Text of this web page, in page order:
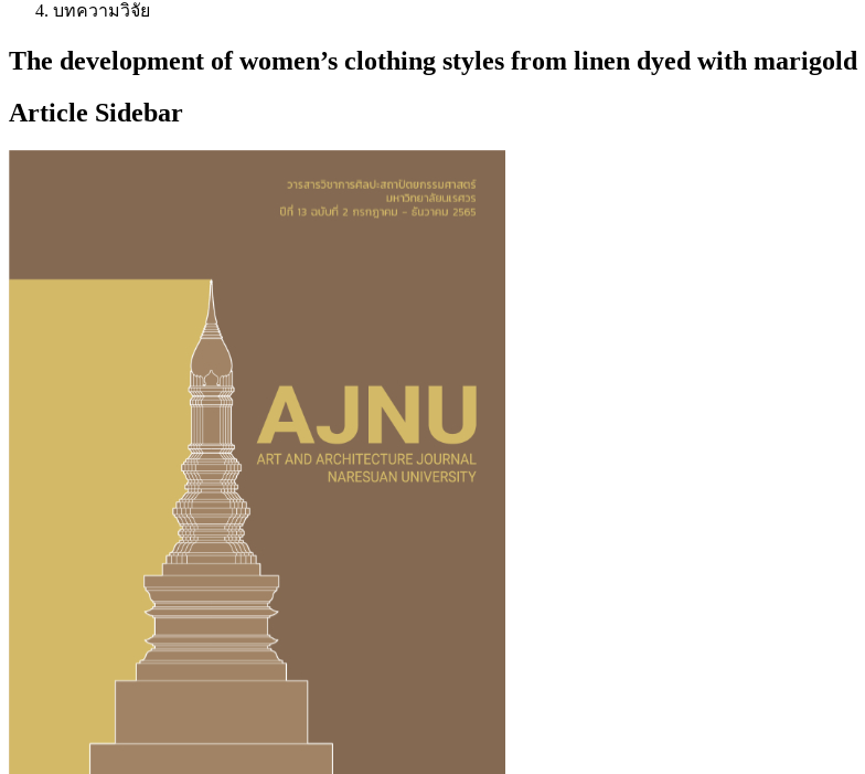
บทความวิจัย
The development of women’s clothing styles from linen dyed with marigold
Article Sidebar